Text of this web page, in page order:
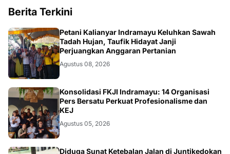
Berita Terkini
Petani Kalianyar Indramayu Keluhkan Sawah
Tadah Hujan, Taufik Hidayat Janji
Perjuangkan Anggaran Pertanian
Agustus 08, 2026
Konsolidasi FKJI Indramayu: 14 Organisasi
Pers Bersatu Perkuat Profesionalisme dan
KEJ
Agustus 05, 2026
Diduga Sunat Ketebalan Jalan di Juntikedokan